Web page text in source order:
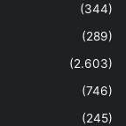
(344)
(289)
(2.603)
(746)
(245)